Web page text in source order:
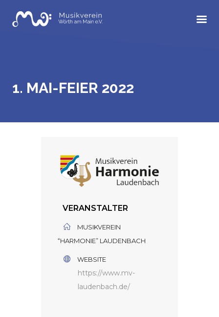
1. MAI-FEIER 2022
VERANSTALTER
MUSIKVEREIN
“HARMONIE” LAUDENBACH
WEBSITE
https://www.mv-
laudenbach.de/